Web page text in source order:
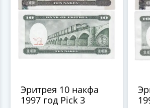
Эритрея 10 накфа
1997 год Pick 3